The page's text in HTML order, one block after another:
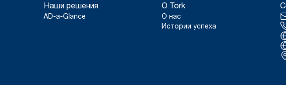
Наши решения
AD-a-Glance
О Tork
О нас
Истории успеха